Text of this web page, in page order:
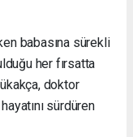
babasına sürekli
her fırsatta
doktor
sürdüren